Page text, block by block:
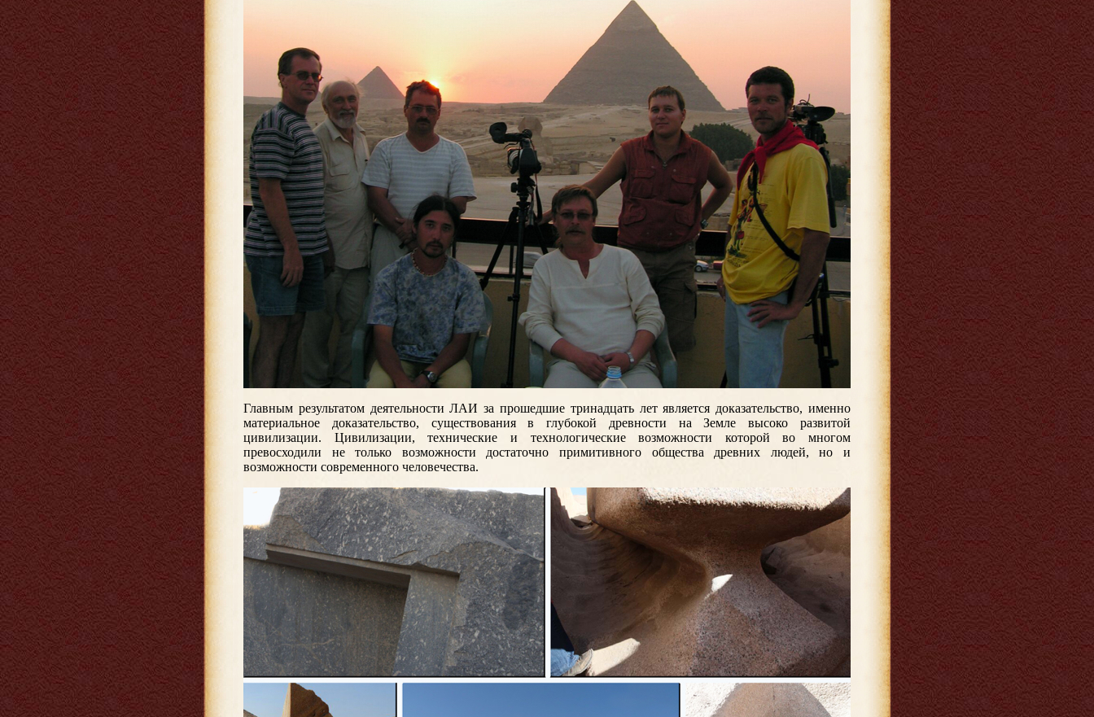
Главным результатом деятельности ЛАИ за прошедшие тринадцать лет является доказательство, именно
материальное доказательство, существования в глубокой древности на Земле высоко развитой
цивилизации. Цивилизации, технические и технологические возможности которой во многом
превосходили не только возможности достаточно примитивного общества древних людей, но и
возможности современного человечества.